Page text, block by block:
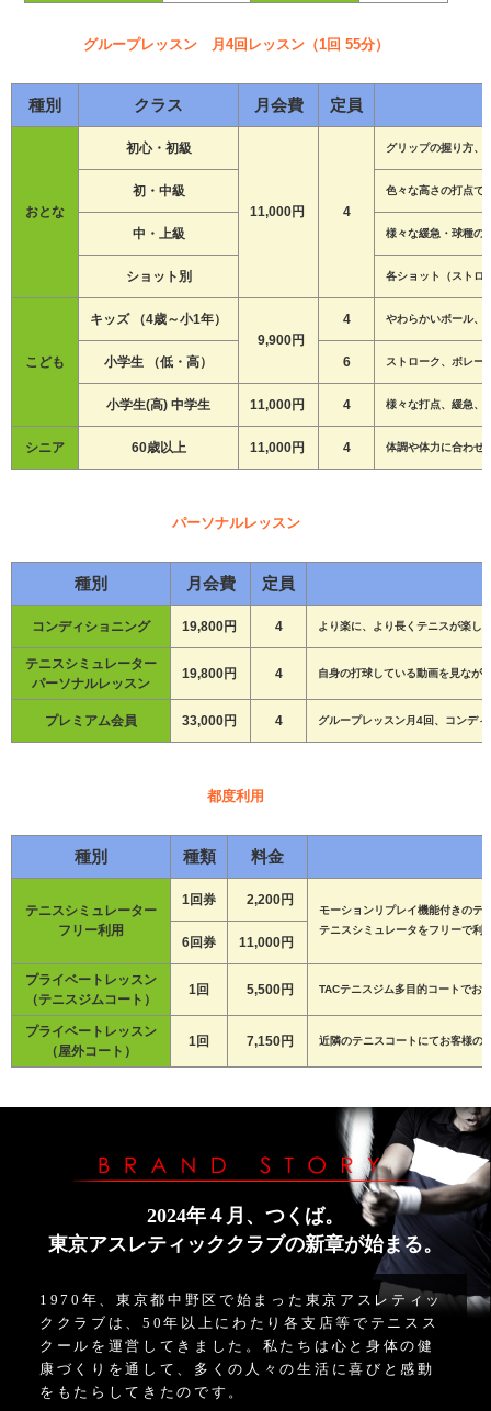
グループレッスン 月4回レッスン（1回 55分）
種別 クラス 月会費 定員
おとな
初心・初級
11,000円 4
グリップの握り方、
初・中級 色々な高さの打点で
中・上級 様々な緩急・球種の
ショット別 各ショット（ストロ
こども
キッズ （4歳～小1年）
9,900円
4 やわらかいボール、
小学生 （低・高） 6 ストローク、ボレー
小学生(高) 中学生 11,000円 4 様々な打点、緩急、
シニア 60歳以上 11,000円 4 体調や体力に合わせ
パーソナルレッスン
種別 月会費 定員
コンディショニング 19,800円 4 より楽に、より長くテニスが楽し
テニスシミュレーター
パーソナルレッスン
19,800円 4 自身の打球している動画を見なが
プレミアム会員 33,000円 4 グループレッスン月4回、コンデ
都度利用
種別 種類 料金
テニスシミュレーター
フリー利用
1回券 2,200円
モーションリプレイ機能付きのテ
テニスシミュレータをフリーで利
6回券 11,000円
プライベートレッスン
（テニスジムコート）
1回 5,500円 TACテニスジム多目的コートでお
プライベートレッスン
（屋外コート）
1回 7,150円 近隣のテニスコートにてお客様の
2024年４月、つくば。
東京アスレティッククラブの新章が始まる。
1970年、東京都中野区で始まった東京アスレティッ
ククラブは、50年以上にわたり各支店等でテニスス
クールを運営してきました。私たちは心と身体の健
康づくりを通して、多くの人々の生活に喜びと感動
をもたらしてきたのです。